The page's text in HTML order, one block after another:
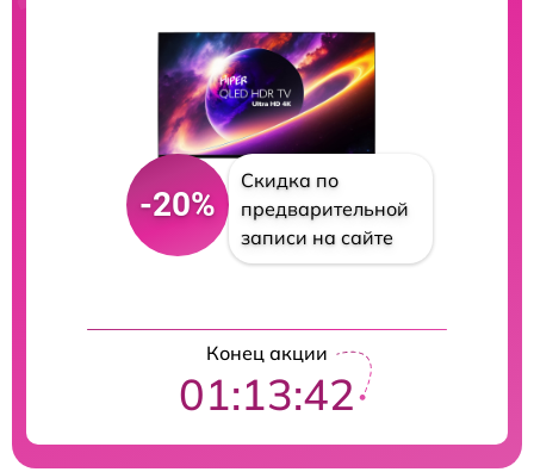
-20%
Скидка по
предварительной
записи на сайте
Конец акции
01:13:42